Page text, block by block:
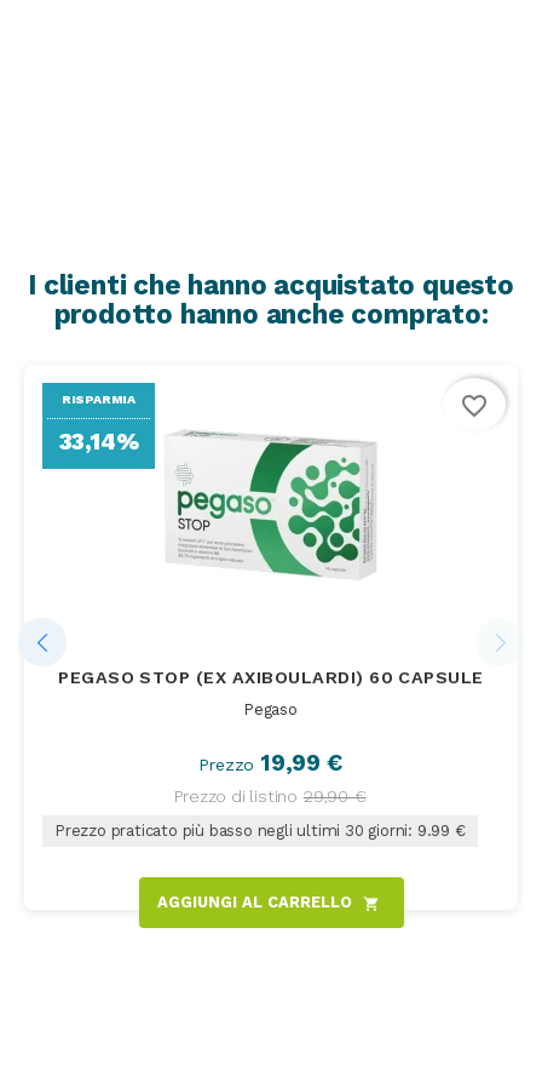
I clienti che hanno acquistato questo
prodotto hanno anche comprato:
PEGASO STOP (EX AXIBOULARDI) 60 CAPSULE
Pegaso
Prezzo 19,99 €
Prezzo di listino 29,90 €
Prezzo praticato più basso negli ultimi 30 giorni: 9.99 €
AGGIUNGI AL CARRELLO shopping_cart
RISPARMIA
33,14%
favorite_border